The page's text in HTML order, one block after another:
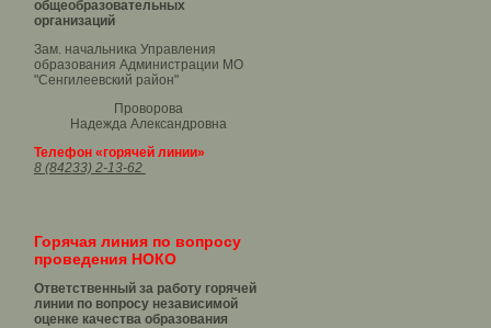
общеобразовательных
организаций
Зам. начальника Управления
образования Администрации МО
"Сенгилеевский район"
Проворова
Надежда Александровна
Телефон «горячей линии»
8 (84233) 2-13-62
Горячая линия по вопросу
проведения НОКО
Ответственный за работу горячей
линии по вопросу независимой
оценке качества образования